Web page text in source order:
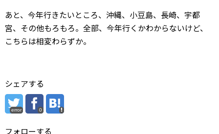
あと、今年行きたいところ、沖縄、小豆島、長崎、宇都
宮、その他もろもろ。全部、今年行くかわからないけど、
こちらは相変わらずか。
シェアする
error 0
フォローする